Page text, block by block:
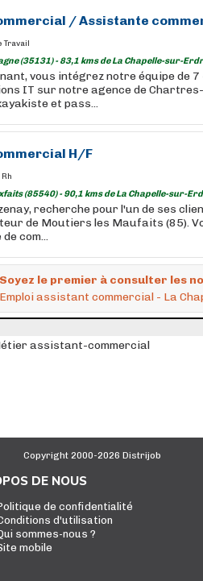
/Assistante
Travail
(35131) - 83,1 kms de La Chapelle-sur-
vous intégrez notre équipe de 7
IT sur notre agence de
et pass...
H/F
(85540) - 90,1 kms de La Chapelle-sur-
recherche pour l'un de ses
de Moutiers les Maufaits (85).
com...
Soyez le premier à consulter les
Emploi assistant commercial - La
assistant-commercial
Copyright 2000-2026 Distrijob
DE NOUS
de confidentialité
d'utilisation
sommes-nous ?
mobile